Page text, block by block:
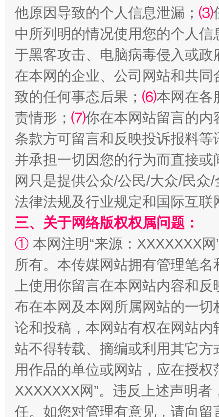
扯下公款旅游的“隐身衣” 如何以
“蜀中异人”王建安的艺术幻境
他原因导致的个人信息泄漏； ⑶
中所列明的情况使用您的个人
于黑客攻击、电脑病毒侵入或
在本网的企业、公司网站和共
致的任何事态后果； ⑹本网在各
责情形； ⑺你在本网站留言的内
条款方可留言和反映投诉报料
并承担一切因您的行为而直接
网只是提供公众/公民/大众/民
法律法规及行业规定和国际互
三、关于网络版权权属问题：
① 本网注明“来源：XXXXXXX
所有。本传媒网站拥有管理笔
上使用你留言在本网站内容和
布在本网及本网所属网站的一
论和投稿，本网站有权在网站
站不得转载、摘编或利用其它
用作品的单位或网站，应在授
XXXXXXX网”。违反上述声明
任。如您对管理有意见，请向